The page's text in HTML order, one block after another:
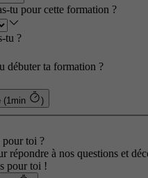
tu pour cette formation ?
tu ?
débuter ta formation ?
(1min )
pour toi ?
répondre à nos questions et
pour toi !